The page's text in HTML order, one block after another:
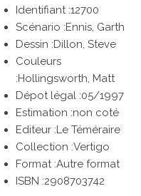
Identifiant :12700
Scénario :Ennis, Garth
Dessin :Dillon, Steve
Couleurs
:Hollingsworth, Matt
Dépot légal :05/1997
Estimation :non coté
Editeur :Le Téméraire
Collection :Vertigo
Format :Autre format
ISBN :2908703742